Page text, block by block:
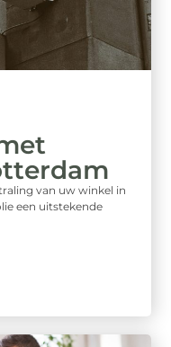
van uw winkel in
een uitstekende